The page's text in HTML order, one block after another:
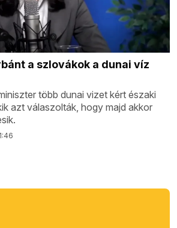
a szlovákok a dunai víz
több dunai vizet kért északi
azt válaszolták, hogy majd akkor